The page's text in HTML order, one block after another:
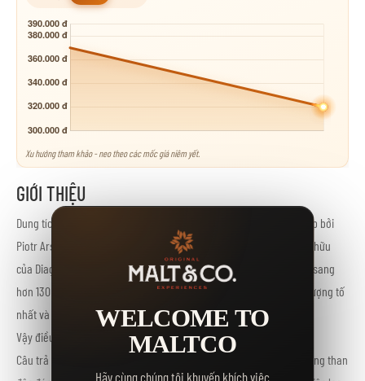
Xu hướng tham khảo - neo theo các mốc giá niêm yết.
GIỚI THIỆU
Dung tích: 700ml Nồng độ: 39%Rượu Vodka Smirnoff được thành lập bởi
Piotr Arsenieyevich Smirnov tại Mát-xcơ-va. Ngày nay, nó thuộc sở hữu
của Diageo, một tập đoàn đồ uống khổng lồ của Anh, và xuất khẩu sang
hơn 130 quốc gia. Smirnoff là một trong những loại vodka có chất lượng tố
nhất và bán chạy nhất trên thị trường.
Vậy điều gì đã tạo ra sự khác biệt cho Smirnoff?
Câu trả lời chính là phương pháp chưng cất kép với hệ thống lọc bằng than
WELCOME TO
MALTCO
Hãy cùng chúng tôi khuyến khích việc